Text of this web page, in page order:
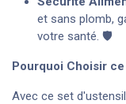
et sans plomb,
votre santé. 🛡️
Pourquoi Choisir ce
Avec ce set